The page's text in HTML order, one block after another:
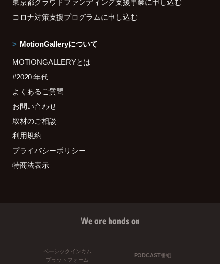
コロナ対策支援プログラムに申し込む
MotionGalleryについて
MOTIONGALLERYとは
#2020 年代
よくあるご質問
お問い合わせ
取材のご相談
利用規約
プライバシーポリシー
特商法表示
We are hands on
ベーシックインカム
プラットフォーム
PODCAST番組